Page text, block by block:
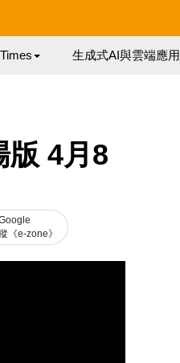
生成式AI與雲端應用
版 4月8
《e-zone》